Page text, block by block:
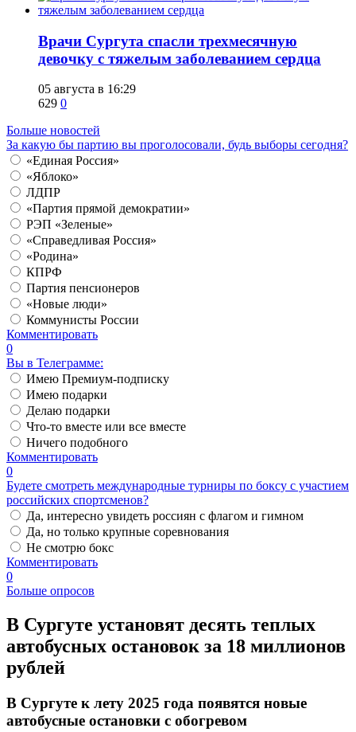
​Врачи Сургута спасли трехмесячную
девочку с тяжелым заболеванием сердца
05 августа в 16:29
629 0
Больше новостей
За какую бы партию вы проголосовали, будь выборы сегодня?
«Единая Россия»
«Яблоко»
ЛДПР
«Партия прямой демократии»
РЭП «Зеленые»
«Справедливая Россия»
«Родина»
КПРФ
Партия пенсионеров
«Новые люди»
Коммунисты России
Комментировать
0
Вы в Телеграмме:
Имею Премиум-подписку
Имею подарки
Делаю подарки
Что-то вместе или все вместе
Ничего подобного
Комментировать
0
Будете смотреть международные турниры по боксу с участием
российских спортсменов?
Да, интересно увидеть россиян с флагом и гимном
Да, но только крупные соревнования
Не смотрю бокс
Комментировать
0
Больше опросов
В Сургуте установят десять теплых
автобусных остановок за 18 миллионов
рублей
В Сургуте к лету 2025 года появятся новые
автобусные остановки с обогревом